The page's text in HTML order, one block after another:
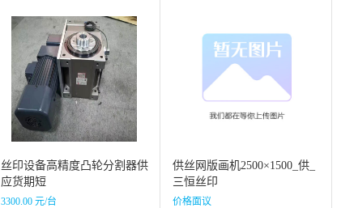
丝印设备高精度凸轮分割器供
应货期短
3300.00 元/台
供丝网版画机2500×1500_供_
三恒丝印
价格面议